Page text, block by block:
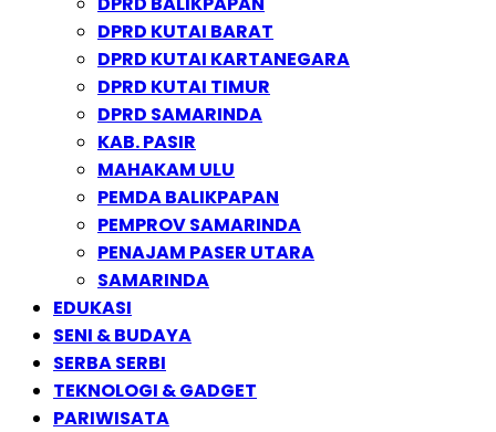
DPRD KUTAI BARAT
DPRD KUTAI KARTANEGARA
DPRD KUTAI TIMUR
DPRD SAMARINDA
KAB. PASIR
MAHAKAM ULU
PEMDA BALIKPAPAN
PEMPROV SAMARINDA
PENAJAM PASER UTARA
SAMARINDA
EDUKASI
SENI & BUDAYA
SERBA SERBI
TEKNOLOGI & GADGET
PARIWISATA